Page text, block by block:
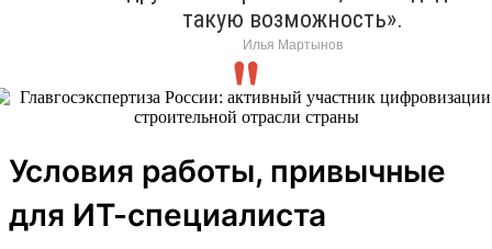
такую возможность».
Илья Мартынов
Условия работы, привычные
для ИТ-специалиста